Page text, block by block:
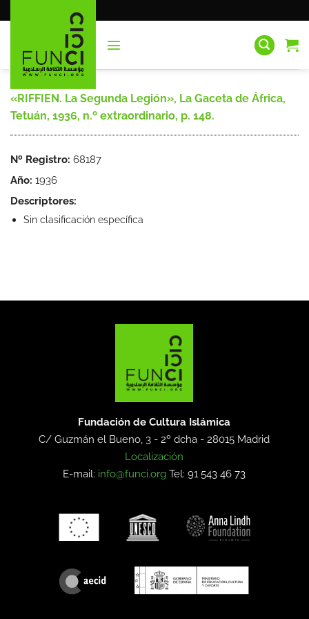
al
«RIFFIEN. La Segunda Legión», La Gaceta de África,
Tetuán, 1936, n.º extraordinario, p. 148.
Nº Registro: 68187
Año: 1936
Descriptores:
Sin clasificación específica
Fundación de Cultura Islámica
C/ Guzmán el Bueno, 3 - 2º dcha -28015 Madrid
Localización
E-mail: info@funci.org Tel: 91 543 46 73